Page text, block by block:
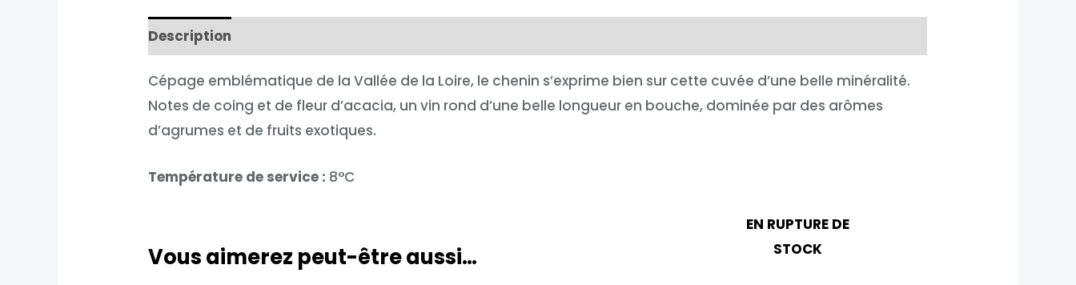
d'Artigny
Description
Cépage emblématique de la Vallée de la Loire, le chenin s’exprime bien sur cette cuvée d’une belle minéralité.
Notes de coing et de fleur d’acacia, un vin rond d’une belle longueur en bouche, dominée par des arômes
d’agrumes et de fruits exotiques.
Température de service : 8°C
Vous aimerez peut-être aussi…
EN RUPTURE DE
STOCK